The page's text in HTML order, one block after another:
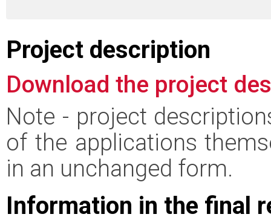
Project description
Download the project
Note - project
of the applications
in an unchanged form.
Information in the final